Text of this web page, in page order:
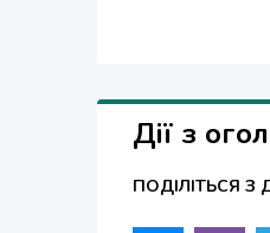
Дії з
ПОДІЛІТЬСЯ З